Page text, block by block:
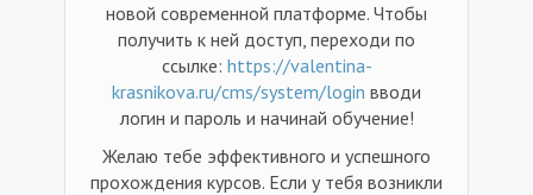
новой современной платформе. Чтобы
получить к ней доступ, переходи по
ссылке: https://valentina-
krasnikova.ru/cms/system/login вводи
логин и пароль и начинай обучение!
Желаю тебе эффективного и успешного
прохождения курсов. Если у тебя возникли